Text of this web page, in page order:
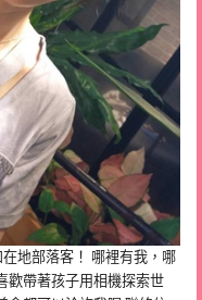
地部落客！ 哪裡有我，哪
歡帶著孩子用相機探索世